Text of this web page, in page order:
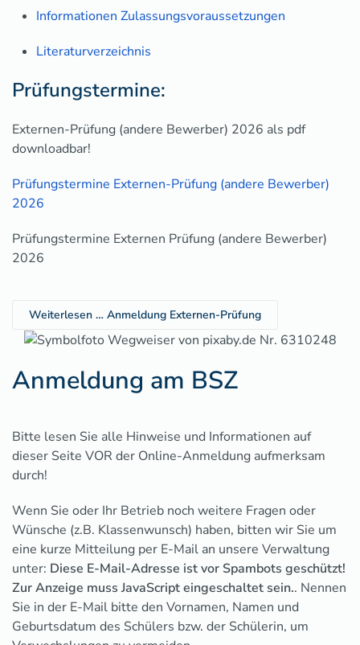
Informationen Zulassungsvoraussetzungen
Literaturverzeichnis
Prüfungstermine:
Externen-Prüfung (andere Bewerber) 2026 als pdf
downloadbar!
Prüfungstermine Externen-Prüfung (andere Bewerber)
2026
Prüfungstermine Externen Prüfung (andere Bewerber)
2026
Weiterlesen … Anmeldung Externen-Prüfung
Anmeldung am BSZ
Bitte lesen Sie alle Hinweise und Informationen auf
dieser Seite VOR der Online-Anmeldung aufmerksam
durch!
Wenn Sie oder Ihr Betrieb noch weitere Fragen oder
Wünsche (z.B. Klassenwunsch) haben, bitten wir Sie um
eine kurze Mitteilung per E-Mail an unsere Verwaltung
unter: Diese E-Mail-Adresse ist vor Spambots geschützt!
Zur Anzeige muss JavaScript eingeschaltet sein.. Nennen
Sie in der E-Mail bitte den Vornamen, Namen und
Geburtsdatum des Schülers bzw. der Schülerin, um